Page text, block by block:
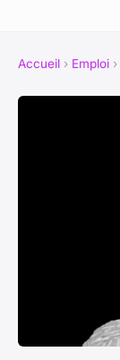
Accueil › Emploi ›